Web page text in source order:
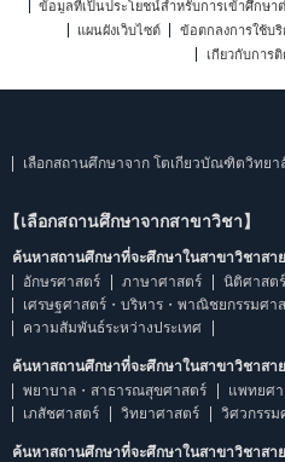
ข้อมูลที่เป็นประโยชน์สำหรับการเข้าศึกษา
แผนผังเว็บไซต์
ข้อตกลงการใช้บริ
เกี่ยวกับการ
เลือกสถานศึกษาจาก โตเกียวบัณฑิตวิทยา
【เลือกสถานศึกษาจากสาขาวิชา】
ค้นหาสถานศึกษาที่จะศึกษาในสาขาวิชาสา
อักษรศาสตร์
ภาษาศาสตร์
นิติศาสตร์
เศรษฐศาสตร์・บริหาร・พาณิชยกรรมศา
ความสัมพันธ์ระหว่างประเทศ
ค้นหาสถานศึกษาที่จะศึกษาในสาขาวิชาสา
พยาบาล・สาธารณสุขศาสตร์
แพทยศ
เภสัชศาสตร์
วิทยาศาสตร์ วิศวกรรม
ค้นหาสถานศึกษาที่จะศึกษาในสาขาวิชาสา